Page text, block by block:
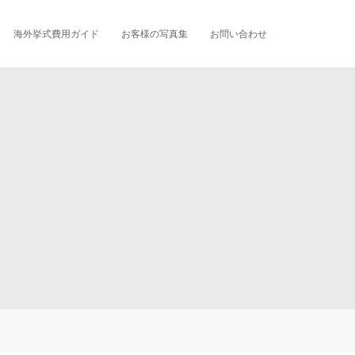
海外挙式費用ガイド お客様の写真集 お問い合わせ